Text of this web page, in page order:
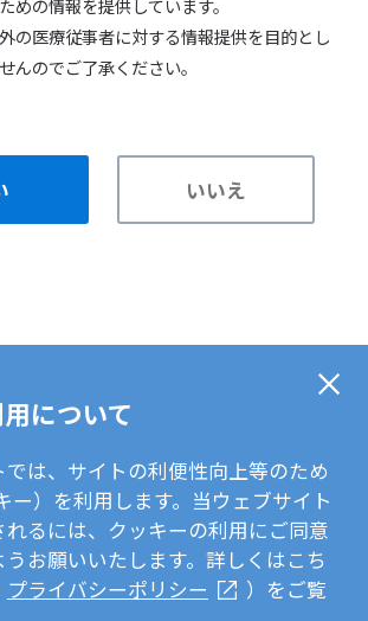
めの情報を提供しています。
の医療従事者に対する情報提供を目的とし
んのでご了承ください。
いいえ
について
では、サイトの利便性向上等のため
ー）を利用します。当ウェブサイト
れるには、クッキーの利用にご同意
お願いいたします。詳しくはこち
プライバシーポリシー
）をご覧